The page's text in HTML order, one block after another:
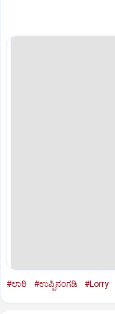
#ಲಾರಿ #ಉಪ್ಪಿನಂಗಡಿ #Lorry